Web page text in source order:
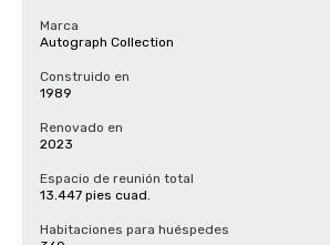
Marca
Autograph Collection
Construido en
1989
Renovado en
2023
Espacio de reunión total
13.447 pies cuad.
Habitaciones para huéspedes